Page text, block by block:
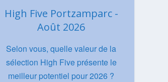
High Five Portzamparc -
Août 2026
Selon vous, quelle valeur de la
sélection High Five présente le
meilleur potentiel pour 2026 ?